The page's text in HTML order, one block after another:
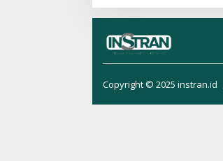
Copyright © 2025 instran.id